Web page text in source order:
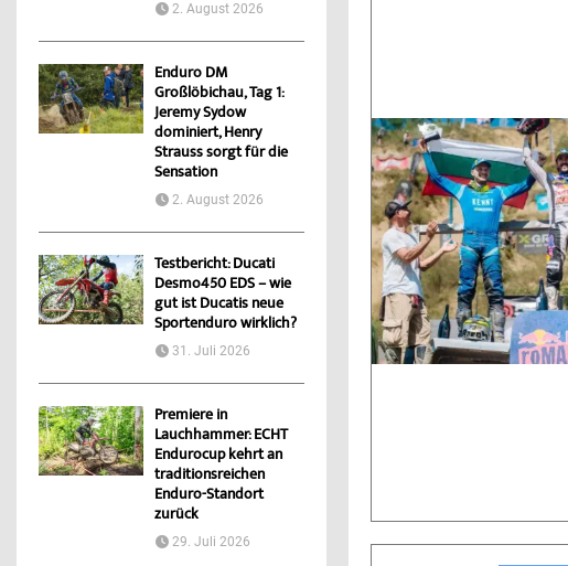
2. August 2026
Enduro DM
Großlöbichau, Tag 1:
Jeremy Sydow
dominiert, Henry
Strauss sorgt für die
Sensation
2. August 2026
Testbericht: Ducati
Desmo450 EDS – wie
gut ist Ducatis neue
Sportenduro wirklich?
31. Juli 2026
Premiere in
Lauchhammer: ECHT
Endurocup kehrt an
traditionsreichen
Enduro-Standort
zurück
29. Juli 2026